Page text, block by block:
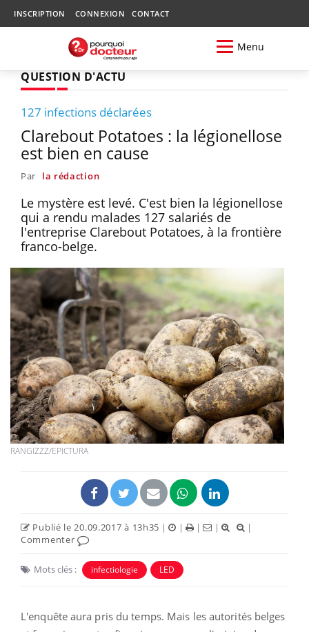
INSCRIPTION CONNEXION CONTACT
Menu
QUESTION D'ACTU
127 infections déclarées
Clarebout Potatoes : la légionellose
est bien en cause
Par la rédaction
Le mystère est levé. C'est bien la légionellose
qui a rendu malades 127 salariés de
l'entreprise Clarebout Potatoes, à la frontière
franco-belge.
RANGIZZZ/EPICTURA
Publié le 20.09.2017 à 13h35 | | | |
|
Commenter
Mots clés : infectiologie LED
L'enquête aura pris du temps. Mais les autorités belges